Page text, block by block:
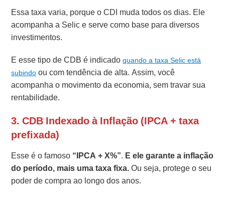
Essa taxa varia, porque o CDI muda todos os dias. Ele
acompanha a Selic e serve como base para diversos
investimentos.
E esse tipo de CDB é indicadoquando a taxa Selic está
subindo ou com tendência de alta. Assim, você
acompanha o movimento da economia, sem travar sua
rentabilidade.
3. CDB Indexado à Inflação (IPCA + taxa
prefixada)
Esse é o famoso “IPCA + X%”. E ele garante a inflação
do período, mais uma taxa fixa.Ou seja, protege o seu
poder de compra ao longo dos anos.